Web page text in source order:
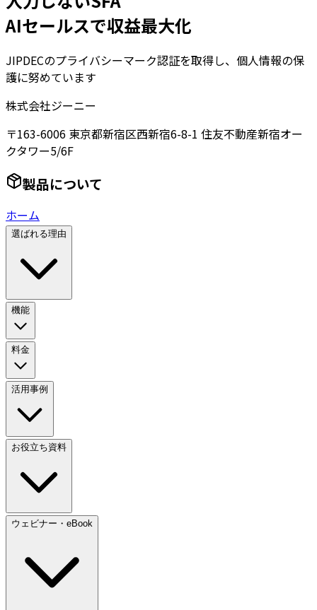
AIセールスで収益最大化
JIPDECのプライバシーマーク認証を取得し、個人情報の保
護に努めています
株式会社ジーニー
〒163-6006 東京都新宿区西新宿6-8-1 住友不動産新宿オー
クタワー5/6F
製品について
ホーム
選ばれる理由
機能
料金
活用事例
お役立ち資料
ウェビナー・eBook